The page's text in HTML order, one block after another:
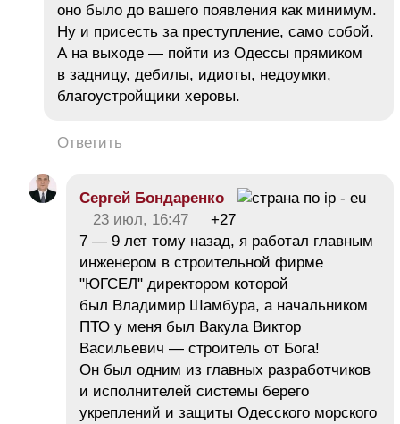
оно было до вашего появления как минимум.
Ну и присесть за преступление, само собой.
А на выходе — пойти из Одессы прямиком
в задницу, дебилы, идиоты, недоумки,
благоустройщики херовы.
Ответить
Сергей Бондаренко
23 июл, 16:47
+27
7 — 9 лет тому назад, я работал главным
инженером в строительной фирме
"ЮГСЕЛ" директором которой
был Владимир Шамбура, а начальником
ПТО у меня был Вакула Виктор
Васильевич — строитель от Бога!
Он был одним из главных разработчиков
и исполнителей системы берего
укреплений и защиты Одесского морского